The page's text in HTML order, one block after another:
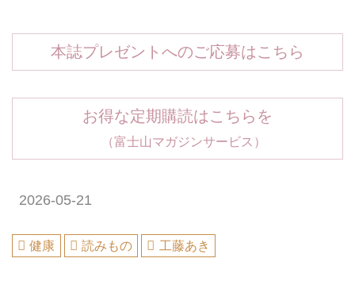
本誌プレゼントへのご応募はこちら
お得な定期購読はこちらを
（富士山マガジンサービス）
2026-05-21
健康 読みもの 工藤あき